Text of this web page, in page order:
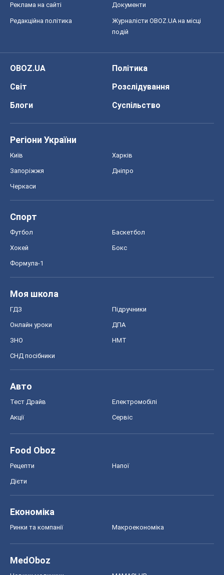
Реклама на сайті Документи
Редакційна політика
Журналісти OBOZ.UA на місці
подій
OBOZ.UA
Політика
Світ
Розслідування
Блоги
Суспільство
Регіони України
Київ Харків
Запоріжжя Дніпро
Черкаси
Спорт
Футбол Баскетбол
Хокей Бокс
Формула-1
Моя школа
ГДЗ Підручники
Онлайн уроки ДПА
ЗНО НМТ
СНД посібники
Авто
Тест Драйв Електромобілі
Акції Сервіс
Food Oboz
Рецепти Напої
Дієти
Економіка
Ринки та компанії Макроекономіка
MedOboz